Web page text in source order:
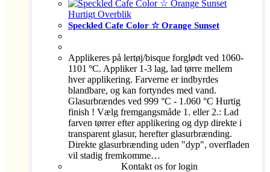
Hurtigt Overblik
Speckled Cafe Color ☆ Orange Sunset
Applikeres på lertøj/bisque forglødt ved 1060-
1101 ºC. Appliker 1-3 lag, lad tørre mellem
hver applikering. Farverne er indbyrdes
blandbare, og kan fortyndes med vand.
Glasurbrændes ved 999 °C - 1.060 °C Hurtig
finish ! Vælg fremgangsmåde 1. eller 2.: Lad
farven tørrer efter applikering og dyp direkte i
transparent glasur, herefter glasurbrænding.
Direkte glasurbrænding uden "dyp", overfladen
vil stadig fremkomme…
Kontakt os for login